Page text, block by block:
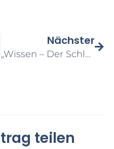
Nächster
„Wissen – Der Schlüssel Zum Digitalen Erfolg“
teilen